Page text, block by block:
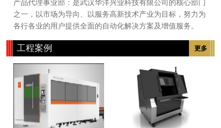
产品代理事业部：是武汉华洋兴业科技有限公司的核心部门
之一，以市场为导向、以服务高新技术产业为目标，努力为
各行各业的用户提供全面的自动化解决方案及增值服务。
更多
工程案例